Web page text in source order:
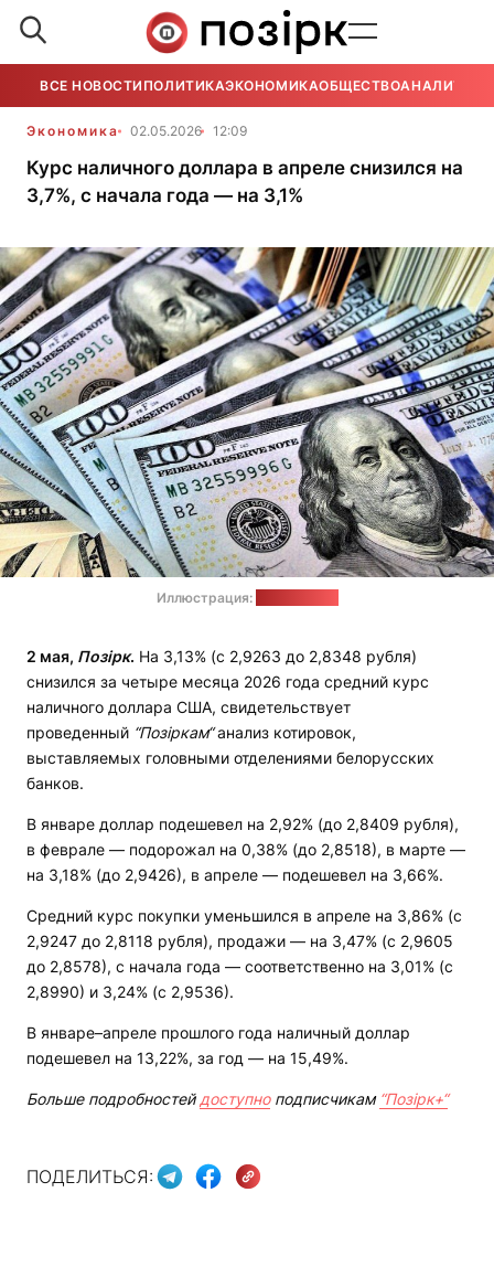
ВСЕ НОВОСТИ ПОЛИТИКАЭКОНОМИКАОБЩЕСТВОАНАЛИТИКА
Экономика 02.05.2026 12:09
Курс наличного доллара в апреле снизился на
3,7%, с начала года — на 3,1%
Иллюстрация:
2 мая, Позірк. На 3,13% (с 2,9263 до 2,8348 рубля)
снизился за четыре месяца 2026 года средний курс
наличного доллара США, свидетельствует
проведенный “Позіркам“анализ котировок,
выставляемых головными отделениями белорусских
банков.
В январе доллар подешевел на 2,92% (до 2,8409 рубля),
в феврале — подорожал на 0,38% (до 2,8518), в марте —
на 3,18% (до 2,9426), в апреле — подешевел на 3,66%.
Средний курс покупки уменьшился в апреле на 3,86% (с
2,9247 до 2,8118 рубля), продажи — на 3,47% (с 2,9605
до 2,8578), с начала года — соответственно на 3,01% (с
2,8990) и 3,24% (с 2,9536).
В январе–апреле прошлого года наличный доллар
подешевел на 13,22%, за год — на 15,49%.
Больше подробностей доступноподписчикам “Позірк+“
ПОДЕЛИТЬСЯ: